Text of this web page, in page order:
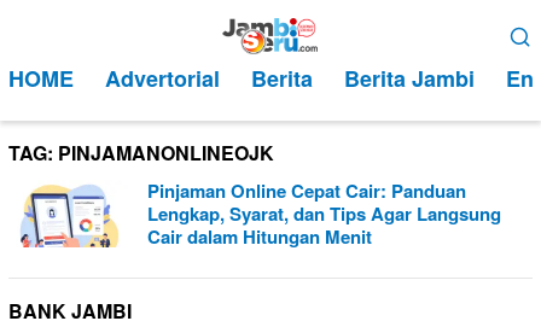
kontenMobile
HOME Advertorial Berita Berita Jambi
TAG: PINJAMANONLINEOJK
Pinjaman Online Cepat Cair: Panduan
Lengkap, Syarat, dan Tips Agar Langsung
Cair dalam Hitungan Menit
BANK JAMBI